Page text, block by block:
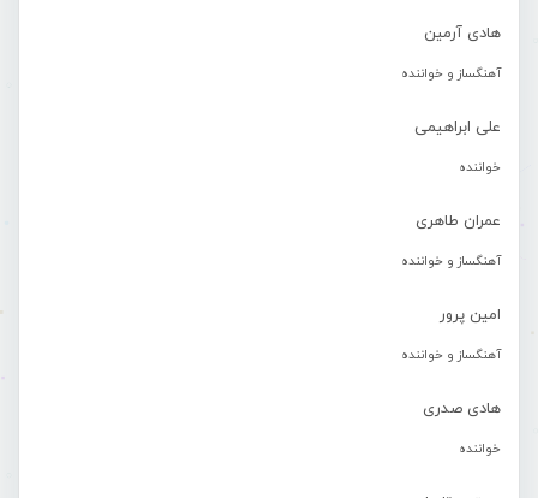
هادی آرمین
آهنگساز و خواننده
علی ابراهیمی
خواننده
عمران طاهری
آهنگساز و خواننده
امین پرور
آهنگساز و خواننده
هادی صدری
خواننده